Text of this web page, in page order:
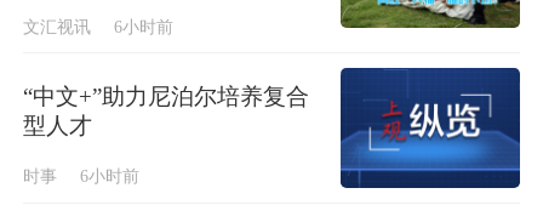
文汇视讯 6小时前
“中文+”助力尼泊尔培养复合
型人才
时事 6小时前